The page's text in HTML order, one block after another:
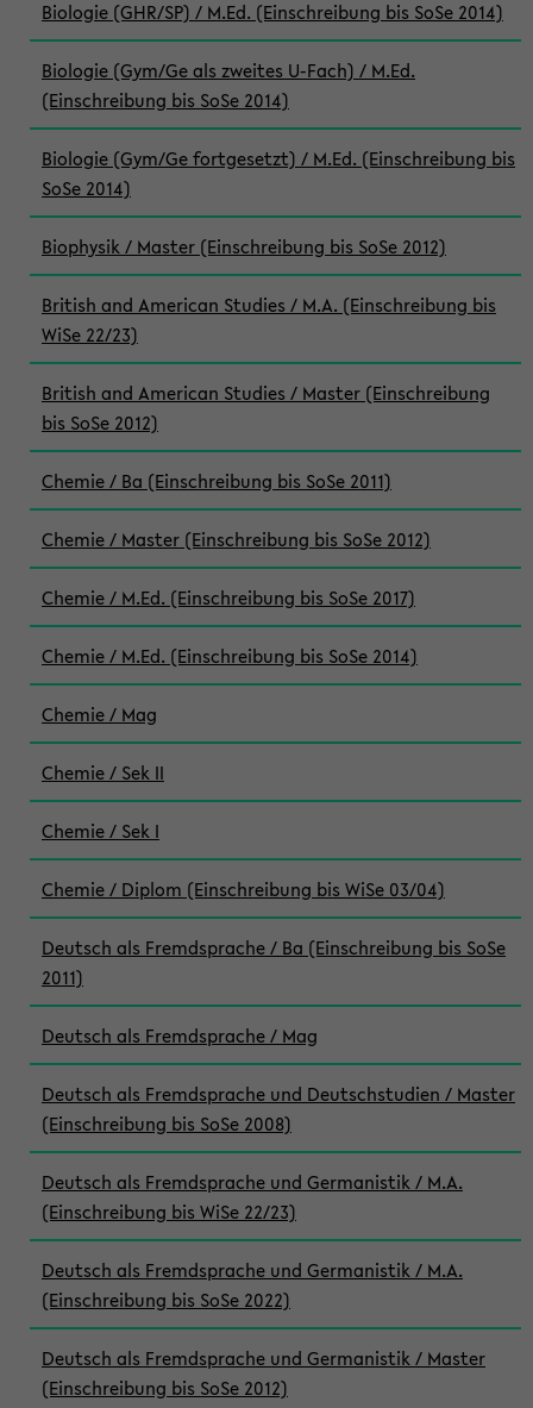
Biologie (GHR/SP) / M.Ed. (Einschreibung bis SoSe 2014)
Biologie (Gym/Ge als zweites U-Fach) / M.Ed.
(Einschreibung bis SoSe 2014)
Biologie (Gym/Ge fortgesetzt) / M.Ed. (Einschreibung bis
SoSe 2014)
Biophysik / Master (Einschreibung bis SoSe 2012)
British and American Studies / M.A. (Einschreibung bis
WiSe 22/23)
British and American Studies / Master (Einschreibung
bis SoSe 2012)
Chemie / Ba (Einschreibung bis SoSe 2011)
Chemie / Master (Einschreibung bis SoSe 2012)
Chemie / M.Ed. (Einschreibung bis SoSe 2017)
Chemie / M.Ed. (Einschreibung bis SoSe 2014)
Chemie / Mag
Chemie / Sek II
Chemie / Sek I
Chemie / Diplom (Einschreibung bis WiSe 03/04)
Deutsch als Fremdsprache / Ba (Einschreibung bis SoSe
2011)
Deutsch als Fremdsprache / Mag
Deutsch als Fremdsprache und Deutschstudien / Master
(Einschreibung bis SoSe 2008)
Deutsch als Fremdsprache und Germanistik / M.A.
(Einschreibung bis WiSe 22/23)
Deutsch als Fremdsprache und Germanistik / M.A.
(Einschreibung bis SoSe 2022)
Deutsch als Fremdsprache und Germanistik / Master
(Einschreibung bis SoSe 2012)